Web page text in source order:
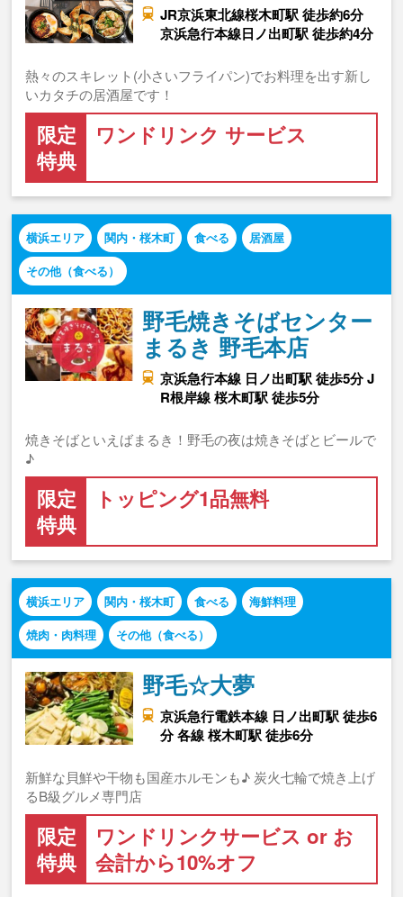
JR京浜東北線桜木町駅 徒歩約6分
京浜急行本線日ノ出町駅 徒歩約4分
熱々のスキレット(小さいフライパン)でお料理を出す新し
いカタチの居酒屋です！
限定
特典
ワンドリンク サービス
横浜エリア 関内・桜木町 食べる
居酒屋
その他（食べる）
野毛焼きそばセンター
まるき 野毛本店
京浜急行本線 日ノ出町駅 徒歩5分 J
R根岸線 桜木町駅 徒歩5分
焼きそばといえばまるき！野毛の夜は焼きそばとビールで
♪
限定
特典
トッピング1品無料
横浜エリア 関内・桜木町 食べる
海鮮料理
焼肉・肉料理
その他（食べる）
野毛☆大夢
京浜急行電鉄本線 日ノ出町駅 徒歩6
分 各線 桜木町駅 徒歩6分
新鮮な貝鮮や干物も国産ホルモンも♪ 炭火七輪で焼き上げ
るB級グルメ専門店
限定
特典
ワンドリンクサービス or お
会計から10%オフ